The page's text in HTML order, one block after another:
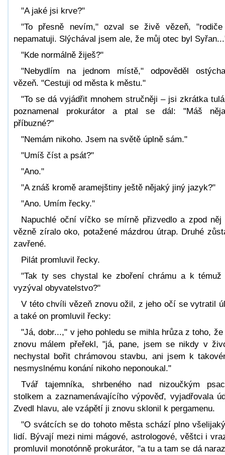
"A jaké jsi krve?"
"To přesně nevím," ozval se živě vězeň,
nepamatuji. Slýchával jsem ale, že můj otec byl
"Kde normálně žiješ?"
"Nebydlím na jednom místě," odpověděl
vězeň. "Cestuji od města k městu."
"To se dá vyjádřit mnohem stručněji – jsi zkrátka
poznamenal prokurátor a ptal se dál: "Máš
příbuzné?"
"Nemám nikoho. Jsem na světě úplně sám."
"Umíš číst a psát?"
"Ano."
"A znáš kromě aramejštiny ještě nějaký jiný jazyk?"
"Ano. Umím řecky."
Napuchlé oční víčko se mírně přizvedlo a zpod něj
vězně zíralo oko, potažené mázdrou útrap. Druhé
zavřené.
Pilát promluvil řecky.
"Tak ty ses chystal ke zboření chrámu a k témuž
vyzýval obyvatelstvo?"
V této chvíli vězeň znovu ožil, z jeho očí se vytratil
a také on promluvil řecky:
"Já, dobr...," v jeho pohledu se mihla hrůza z toho, že
znovu málem přeřekl, "já, pane, jsem se nikdy v
nechystal bořit chrámovou stavbu, ani jsem k
nesmyslnému konání nikoho neponoukal."
Tvář tajemníka, shrbeného nad nizoučkým
stolkem a zaznamenávajícího výpověď, vyjadřovala
Zvedl hlavu, ale vzápětí ji znovu sklonil k pergamenu.
"O svátcích se do tohoto města schází plno
lidí. Bývají mezi nimi mágové, astrologové, věštci i
promluvil monotónně prokurátor, "a tu a tam se dá